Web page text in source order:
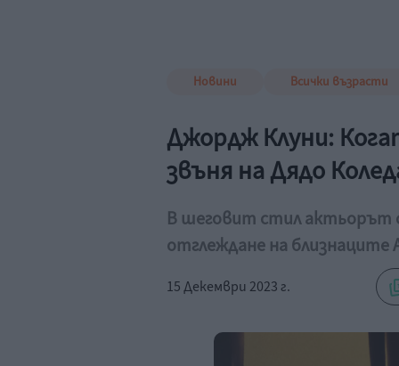
Новини Всички възрасти
Джордж Клуни:
звъня на Дядо
В шеговит стил актьорът
отглеждане на близнаците
15 Декември 2023 г.